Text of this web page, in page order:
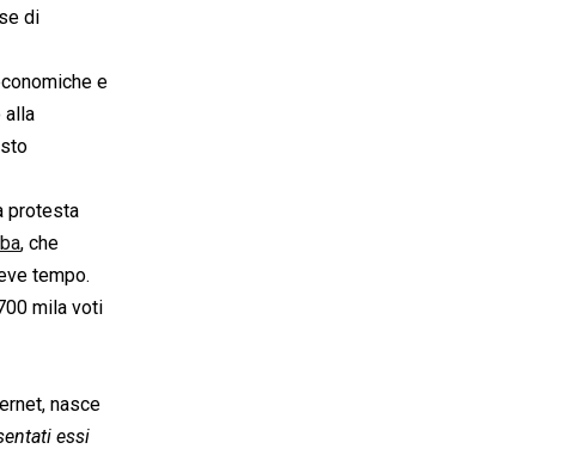
di
e
alla
protesta
, che
tempo.
mila voti
nasce
essi